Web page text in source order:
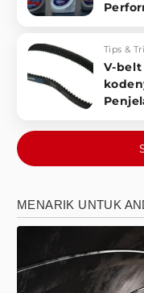
Tips &
V-belt